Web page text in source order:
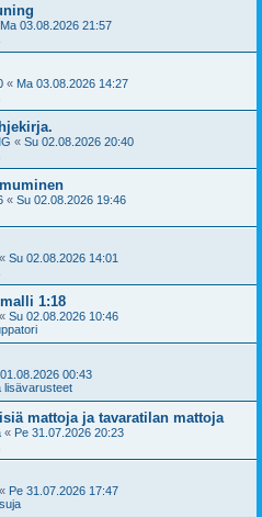
Ma 03.08.2026 21:57
« Ma 03.08.2026 14:27
« Su 02.08.2026 20:40
« Su 02.08.2026 19:46
« Su 02.08.2026 14:01
1:18
« Su 02.08.2026 10:46
00:43
lisävarusteet
mattoja ja tavaratilan mattoja
« Pe 31.07.2026 20:23
« Pe 31.07.2026 17:47